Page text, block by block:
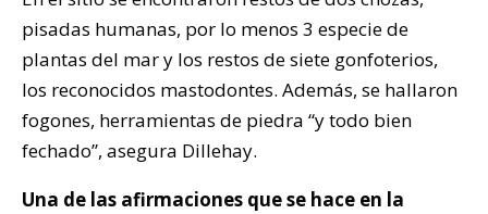
pisadas humanas, por lo menos 3 especie de
plantas del mar y los restos de siete gonfoterios,
los reconocidos mastodontes. Además, se hallaron
fogones, herramientas de piedra “y todo bien
fechado”, asegura Dillehay.
Una de las afirmaciones que se hace en la